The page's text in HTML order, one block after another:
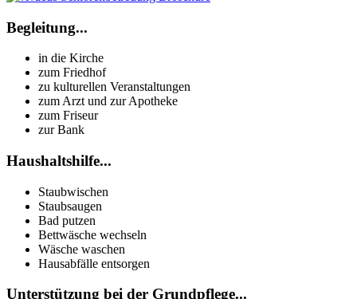
Begleitung...
in die Kirche
zum Friedhof
zu kulturellen Veranstaltungen
zum Arzt und zur Apotheke
zum Friseur
zur Bank
Haushaltshilfe...
Staubwischen
Staubsaugen
Bad putzen
Bettwäsche wechseln
Wäsche waschen
Hausabfälle entsorgen
Unterstützung bei der Grundpflege...